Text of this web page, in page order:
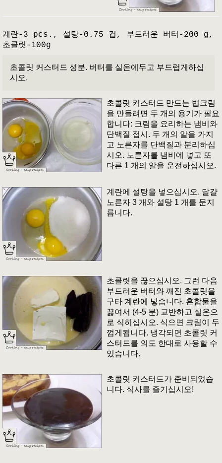
계란-3 pcs., 설탕-0.75 컵, 부드러운 버터-200 g,
초콜릿-100g
초콜릿 커스터드 성분. 버터를 실온에두고 부드럽게하십
시오.
초콜릿 커스터드 만드는 법크림
을 만들려면 두 개의 용기가 필요
합니다: 크림을 요리하는 냄비와
단백질 접시. 두 개의 알을 가지
고 노른자를 단백질과 분리하십
시오. 노른자를 냄비에 넣고 또
다른 1 개의 알을 운전하십시오.
계란에 설탕을 넣으십시오. 달걀
노른자 3 개와 설탕 1 개를 문지
릅니다.
초콜릿을 끊으십시오. 그런 다음
부드러운 버터와 깨진 초콜릿을
구타 계란에 넣습니다. 혼합물을
끓여서 (4-5 분) 교반하고 실온으
로 식히십시오. 식으면 크림이 두
껍게됩니다. 냉각되면 초콜릿 커
스터드를 의도 한대로 사용할 수
있습니다.
초콜릿 커스터드가 준비되었습
니다. 식사를 즐기십시오!